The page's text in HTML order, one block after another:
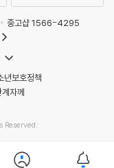
중고샵 1566-4295
년보호정책
자께